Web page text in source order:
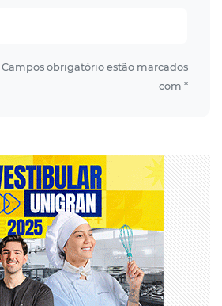
Campos obrigatório estão marcados
com *